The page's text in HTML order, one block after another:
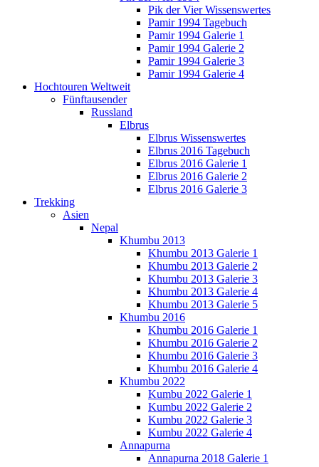
Pik der Vier Wissenswertes
Pamir 1994 Tagebuch
Pamir 1994 Galerie 1
Pamir 1994 Galerie 2
Pamir 1994 Galerie 3
Pamir 1994 Galerie 4
Hochtouren Weltweit
Fünftausender
Russland
Elbrus
Elbrus Wissenswertes
Elbrus 2016 Tagebuch
Elbrus 2016 Galerie 1
Elbrus 2016 Galerie 2
Elbrus 2016 Galerie 3
Trekking
Asien
Nepal
Khumbu 2013
Khumbu 2013 Galerie 1
Khumbu 2013 Galerie 2
Khumbu 2013 Galerie 3
Khumbu 2013 Galerie 4
Khumbu 2013 Galerie 5
Khumbu 2016
Khumbu 2016 Galerie 1
Khumbu 2016 Galerie 2
Khumbu 2016 Galerie 3
Khumbu 2016 Galerie 4
Khumbu 2022
Kumbu 2022 Galerie 1
Kumbu 2022 Galerie 2
Kumbu 2022 Galerie 3
Kumbu 2022 Galerie 4
Annapurna
Annapurna 2018 Galerie 1